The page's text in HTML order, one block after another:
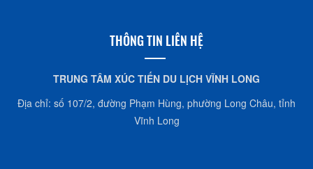
THÔNG TIN LIÊN HỆ
TRUNG TÂM XÚC TIẾN DU LỊCH VĨNH LONG
Địa chỉ: số 107/2, đường Phạm Hùng, phường Long Châu, tỉnh
Vĩnh Long